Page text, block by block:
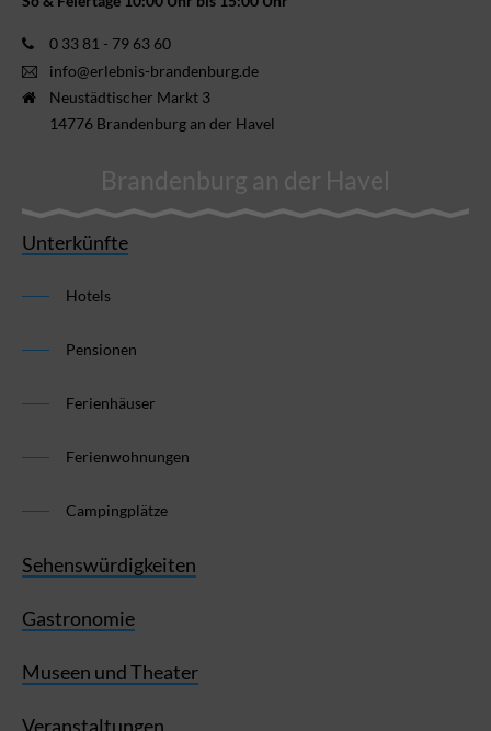
0 33 81 - 79 63 60
info@erlebnis-brandenburg.de
Neustädtischer Markt 3
14776 Brandenburg an der Havel
Brandenburg an der Havel
Unterkünfte
Hotels
Pensionen
Ferienhäuser
Ferienwohnungen
Campingplätze
Sehenswürdigkeiten
Gastronomie
Museen und Theater
Veranstaltungen